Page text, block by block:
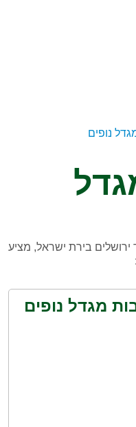
נופים
ירושלים בירת ישראל, מציע
מגדל נופים